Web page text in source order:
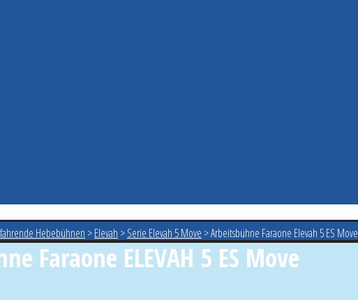
Hebebühnen >Elevah >Serie Elevah 5 Move >Arbeitsbühne Faraone Elevah 5 ES Move
Faraone ELEVAH 5 ES Move